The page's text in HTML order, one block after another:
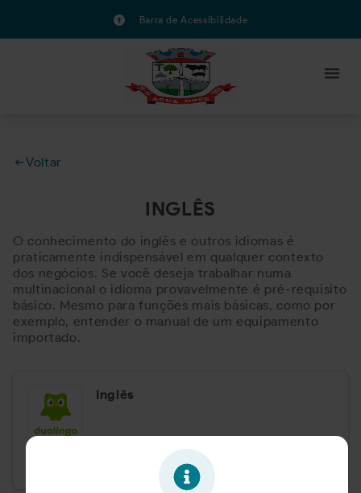
Barra de Acessibilidade
Voltar
INGLÊS
O conhecimento do inglês e outros idiomas é
praticamente indispensável em qualquer contexto
dos negócios. Se você deseja trabalhar numa
multinacional o idioma provavelmente é pré-requisito
básico. Mesmo para funções mais básicas, como por
exemplo, entender o manual de um equipamento
importado.
Inglês